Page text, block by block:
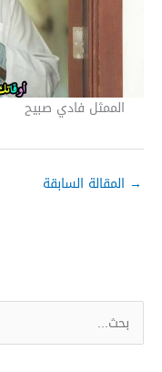
الممثل فادي صبيح
→ المقالة السابقة